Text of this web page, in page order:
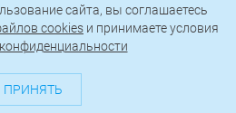
на рассылку
д. 3, стр. 4, помещение I, комн. 23
сайта, вы соглашаетесь
cookies и принимаете условия
ПРИНЯТЬ